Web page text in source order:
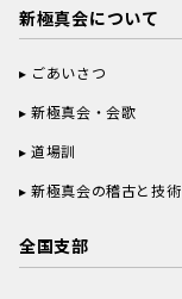
新極真会について
ごあいさつ
新極真会・会歌
道場訓
新極真会の稽古と技術
全国支部